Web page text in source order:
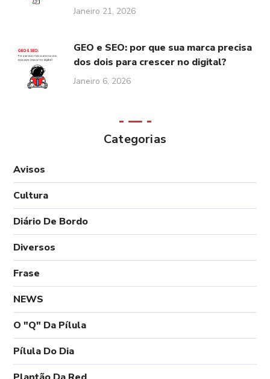
Janeiro 21, 2026
GEO e SEO: por que sua marca precisa
dos dois para crescer no digital?
Janeiro 6, 2026
Categorias
Avisos
Cultura
Diário De Bordo
Diversos
Frase
NEWS
O "Q" Da Pílula
Pílula Do Dia